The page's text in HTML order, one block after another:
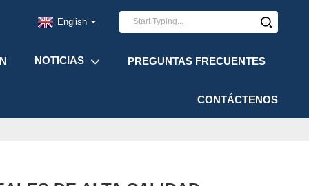
NOTICIAS PREGUNTAS FRECUENTES
CONTÁCTENOS
English